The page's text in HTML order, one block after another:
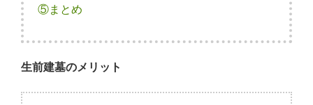
⑤まとめ
生前建墓のメリット